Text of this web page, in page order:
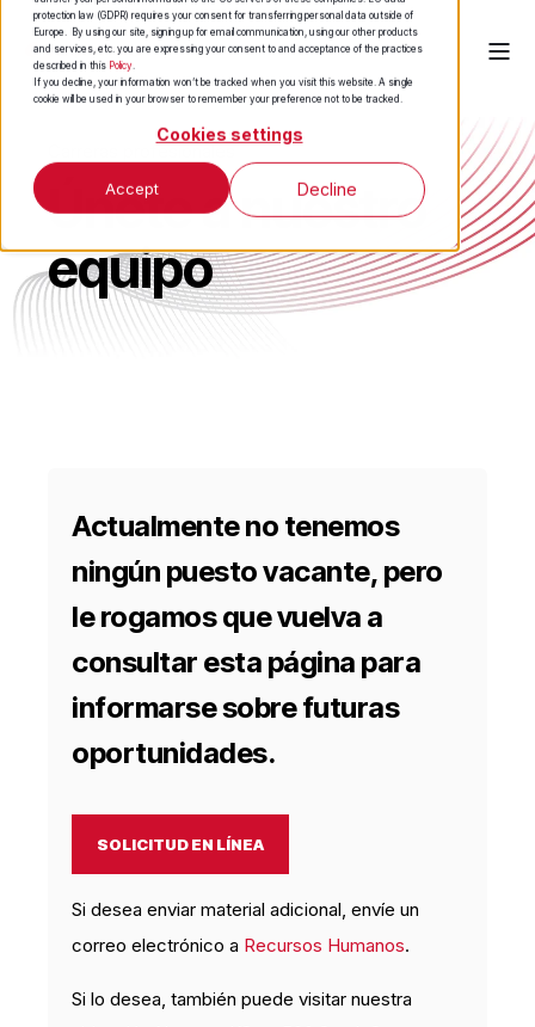
protection law (GDPR) requires your consent for transferring personal data outside of
Europe. By using our site, signing up for email communication, using our other products
and services, etc. you are expressing your consent to and acceptance of the practices
described in this Policy
If you decline, your information won’t be tracked when you visit this website. A single
cookie will be used in your browser to remember your preference not to be tracked.
Cookies settings
Accept Decline
Carreras profesionales
Únete a nuestro
equipo
Actualmente no tenemos
ningún puesto vacante, pero
le rogamos que vuelva a
consultar esta página para
informarse sobre futuras
oportunidades.
SOLICITUD EN LÍNEA
Si desea enviar material adicional, envíe un
correo electrónico a Recursos Humanos.
Si lo desea, también puede visitar nuestra